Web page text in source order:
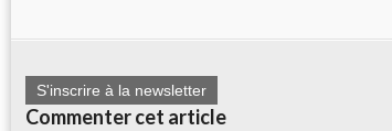
S'inscrire à la newsletter
Commenter cet article